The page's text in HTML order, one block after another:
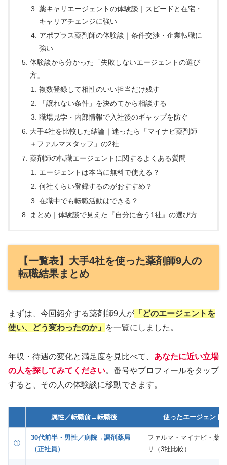
薬キャリエージェントの体験談｜スピードと在宅・
キャリアチェンジに強い
アポプラス薬剤師の体験談｜条件交渉・企業転職に
強い
体験談から分かった「失敗しないエージェントの選び
方」
複数登録して相性のいい担当だけ残す
「譲れない条件」を決めてから相談する
職場見学・内部情報で入社後のギャップを防ぐ
大手4社を比較した結論｜迷ったら「マイナビ薬剤師
＋ファルマスタッフ」の2社
薬剤師の転職エージェントに関するよくある質問
エージェントは本当に無料で使える？
何社くらい登録するのがおすすめ？
在職中でも転職活動はできる？
まとめ｜体験談で見えた『自分に合う1社』の選び方
【一覧表】大手4社を使った薬剤師9人の
転職結果まとめ
まずは、今回紹介する薬剤師9人が 「どのエージェントを
使い、どう変わったのか」
を一覧にしました。
年収・待遇の変化と満足度を見比べて、 あなたに近い立場
の人を探してみてください。番号やプロフィールをタップ
すると、その人の体験談に移動できます。
属性／転職前→転職後 使ったエージェント
①
30代前半・男性／病院→調剤薬局
（正社員）
ファルマ・マイナビ・薬
リ（3社比較）